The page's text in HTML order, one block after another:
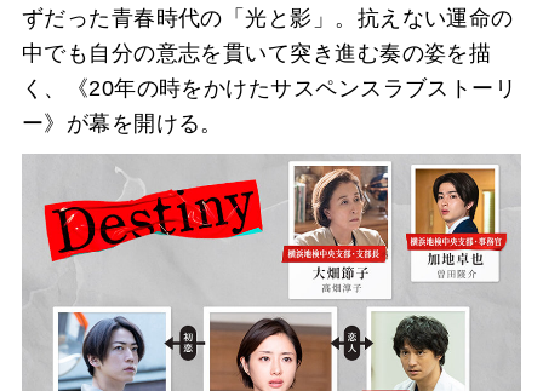
ずだった青春時代の「光と影」。抗えない運命の
中でも自分の意志を貫いて突き進む奏の姿を描
く、《20年の時をかけたサスペンスラブストーリ
ー》が幕を開ける。